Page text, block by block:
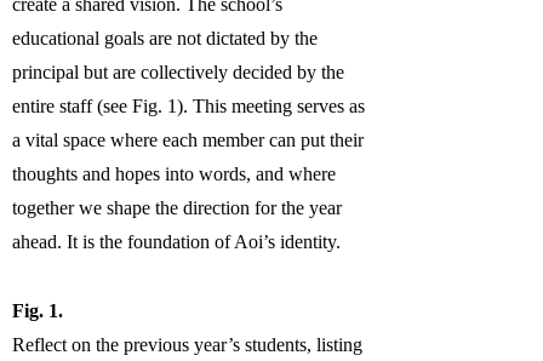
create a shared vision. The school’s
educational goals are not dictated by the
principal but are collectively decided by the
entire staff (see Fig. 1). This meeting serves as
a vital space where each member can put their
thoughts and hopes into words, and where
together we shape the direction for the year
ahead. It is the foundation of Aoi’s identity.
Fig. 1.
Reflect on the previous year’s students, listing